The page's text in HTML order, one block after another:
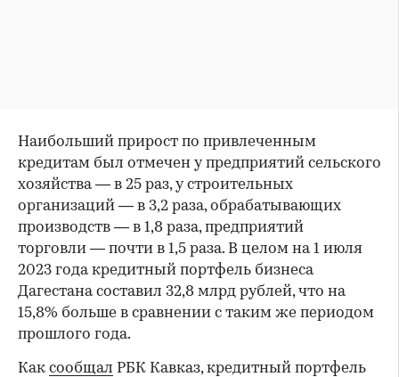
Наибольший прирост по привлеченным
кредитам был отмечен у предприятий сельского
хозяйства — в 25 раз, у строительных
организаций — в 3,2 раза, обрабатывающих
производств — в 1,8 раза, предприятий
торговли — почти в 1,5 раза. В целом на 1 июля
2023 года кредитный портфель бизнеса
Дагестана составил 32,8 млрд рублей, что на
15,8% больше в сравнении с таким же периодом
прошлого года.
Как сообщал РБК Кавказ, кредитный портфель